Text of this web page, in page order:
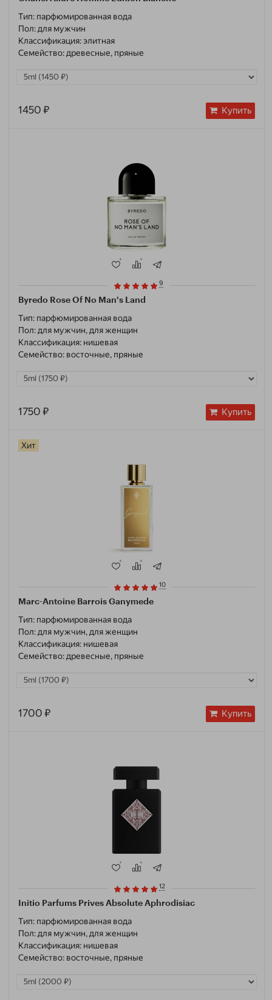
Тип: парфюмированная вода
Пол: для мужчин
Классификация:элитная
Семейство: древесные, пряные
1450 ₽ Купить
Byredo Rose Of No Man's Land
9
Тип: парфюмированная вода
Пол: для мужчин, для женщин
Классификация: нишевая
Семейство: восточные, пряные
1750 ₽ Купить
Хит
Marc-Antoine Barrois Ganymede
10
Тип: парфюмированная вода
Пол: для мужчин, для женщин
Классификация: нишевая
Семейство: древесные, пряные
1700 ₽ Купить
Initio Parfums Prives Absolute Aphrodisiac
12
Тип: парфюмированная вода
Пол: для мужчин, для женщин
Классификация: нишевая
Семейство: восточные, пряные